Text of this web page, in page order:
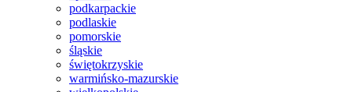
podkarpackie
podlaskie
pomorskie
śląskie
świętokrzyskie
warmińsko-mazurskie